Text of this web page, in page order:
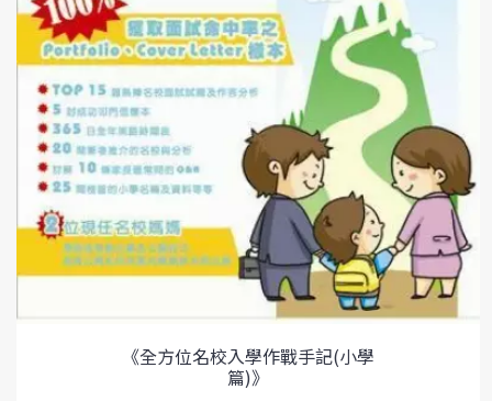
《全方位名校入學作戰手記(小學
篇)》